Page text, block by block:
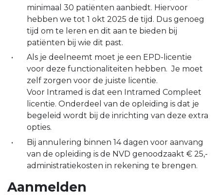
minimaal 30 patiënten aanbiedt. Hiervoor
hebben we tot 1 okt 2025 de tijd. Dus genoeg
tijd om te leren en dit aan te bieden bij
patiënten bij wie dit past.
Als je deelneemt moet je een EPD-licentie
voor deze functionaliteiten hebben. Je moet
zelf zorgen voor de juiste licentie.
Voor Intramed is dat een Intramed Compleet
licentie. Onderdeel van de opleiding is dat je
begeleid wordt bij de inrichting van deze extra
opties.
Bij annulering binnen 14 dagen voor aanvang
van de opleiding is de NVD genoodzaakt € 25,-
administratiekosten in rekening te brengen.
Aanmelden